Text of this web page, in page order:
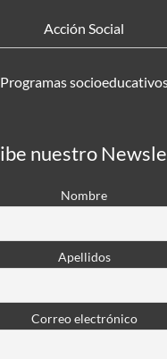
Acción Social
Programas
nuestro
Nombre
Apellidos
Correo electrónico